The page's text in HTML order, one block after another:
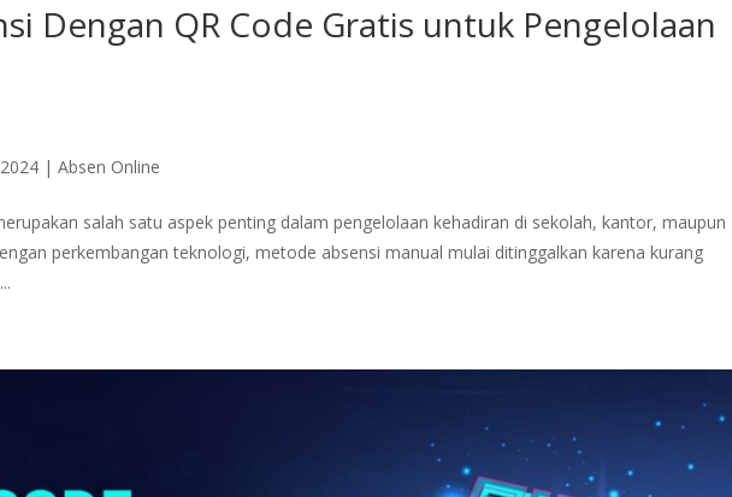
Dengan QR Code Gratis untuk Pengelolaan
|Absen Online
salah satu aspek penting dalam pengelolaan kehadiran di sekolah, kantor, maupun
perkembangan teknologi, metode absensi manual mulai ditinggalkan karena kurang